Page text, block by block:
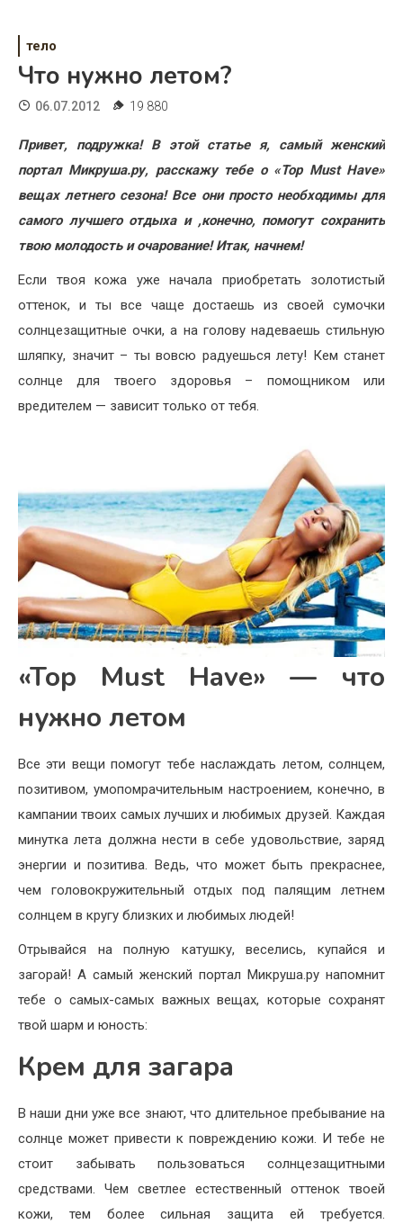
Дети
Свадьба
Хобби
Недвижимость
тело
Что нужно летом?
06.07.2012 19 880
Привет, подружка! В этой статье я, самый женский
портал Микруша.ру, расскажу тебе о «Top Must Have»
вещах летнего сезона! Все они просто необходимы для
самого лучшего отдыха и ,конечно, помогут сохранить
твою молодость и очарование! Итак, начнем!
Если твоя кожа уже начала приобретать золотистый
оттенок, и ты все чаще достаешь из своей сумочки
солнцезащитные очки, а на голову надеваешь стильную
шляпку, значит – ты вовсю радуешься лету! Кем станет
солнце для твоего здоровья – помощником или
вредителем — зависит только от тебя.
«Top Must Have» — что
нужно летом
Все эти вещи помогут тебе наслаждать летом, солнцем,
позитивом, умопомрачительным настроением, конечно, в
кампании твоих самых лучших и любимых друзей. Каждая
минутка лета должна нести в себе удовольствие, заряд
энергии и позитива. Ведь, что может быть прекраснее,
чем головокружительный отдых под палящим летнем
солнцем в кругу близких и любимых людей!
Отрывайся на полную катушку, веселись, купайся и
загорай! А самый женский портал Микруша.ру напомнит
тебе о самых-самых важных вещах, которые сохранят
твой шарм и юность:
Крем для загара
В наши дни уже все знают, что длительное пребывание на
солнце может привести к повреждению кожи. И тебе не
стоит забывать пользоваться солнцезащитными
средствами. Чем светлее естественный оттенок твоей
кожи, тем более сильная защита ей требуется.